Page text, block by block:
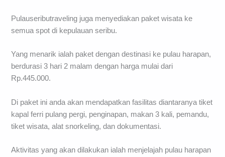
Pulauseributraveling juga menyediakan paket wisata ke
semua spot di kepulauan seribu.
Yang menarik ialah paket dengan destinasi ke pulau harapan,
berdurasi 3 hari 2 malam dengan harga mulai dari
Rp.445.000.
Di paket ini anda akan mendapatkan fasilitas diantaranya tiket
kapal ferri pulang pergi, penginapan, makan 3 kali, pemandu,
tiket wisata, alat snorkeling, dan dokumentasi.
Aktivitas yang akan dilakukan ialah menjelajah pulau harapan